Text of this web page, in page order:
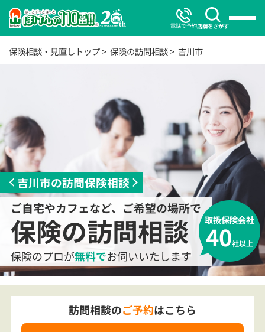
電話で予約店舗をさがす
保険相談・見直しトップ 保険の訪問相談 吉川市
吉川市の訪問保険相談
ご自宅やカフェなど、ご希望の場所で
保険の訪問相談
保険のプロが無料でお伺いいたします
取扱保険会社
40社以上
訪問相談のご予約はこちら